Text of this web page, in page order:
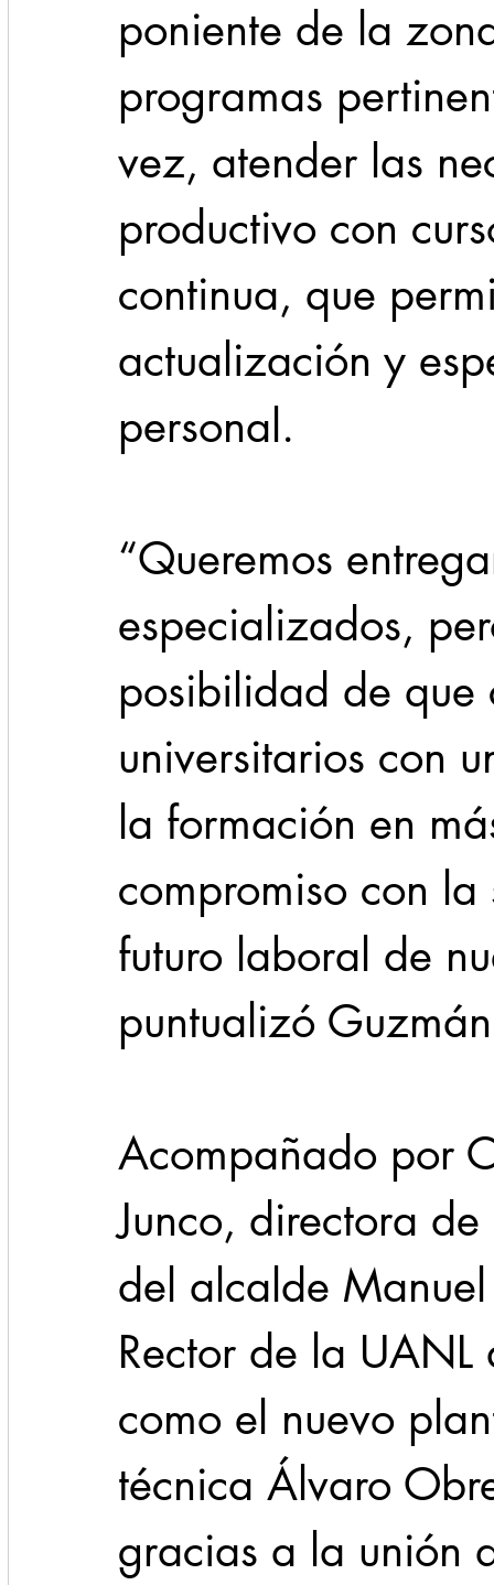
poniente de la
programas
vez, atender las
productivo con
continua, que
actualización y
personal.
“Queremos
especializados,
posibilidad de que
universitarios con
la formación en
compromiso con
futuro laboral de
puntualizó
Acompañado por
Junco, directora
del alcalde
Rector de la
como el nuevo
técnica Álvaro
gracias a la unión